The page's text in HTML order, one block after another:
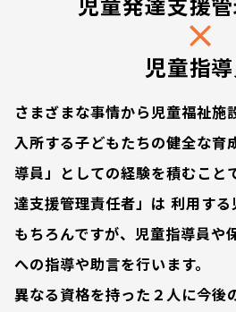
児童指
さまざまな事情から児童福祉施
入所する子どもたちの健全な育
導員」としての経験を積むこと
達支援管理責任者」は 利用する
もちろんですが、児童指導員や
への指導や助言を行います。
異なる資格を持った２人に今後